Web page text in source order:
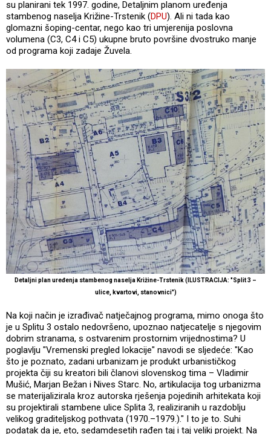
su planirani tek 1997. godine, Detaljnim planom uređenja
stambenog naselja Križine-Trstenik (DPU). Ali ni tada kao
glomazni šoping-centar, nego kao tri umjerenija poslovna
volumena (C3, C4 i C5) ukupne bruto površine dvostruko manje
od programa koji zadaje Žuvela.
Detaljni plan uređenja stambenog naselja Križine-Trstenik (ILUSTRACIJA: "Split 3 –
ulice, kvartovi, stanovnici")
Na koji način je izrađivač natječajnog programa, mimo onoga što
je u Splitu 3 ostalo nedovršeno, upoznao natjecatelje s njegovim
dobrim stranama, s ostvarenim prostornim vrijednostima? U
poglavlju "Vremenski pregled lokacije" navodi se sljedeće: "Kao
što je poznato, zadani urbanizam je produkt urbanističkog
projekta čiji su kreatori bili članovi slovenskog tima – Vladimir
Mušić, Marjan Bežan i Nives Starc. No, artikulacija tog urbanizma
se materijalizirala kroz autorska rješenja pojedinih arhitekata koji
su projektirali stambene ulice Splita 3, realiziranih u razdoblju
velikog graditeljskog pothvata (1970.–1979.)." I to je to. Suhi
podatak da je, eto, sedamdesetih rađen taj i taj veliki projekt. Na